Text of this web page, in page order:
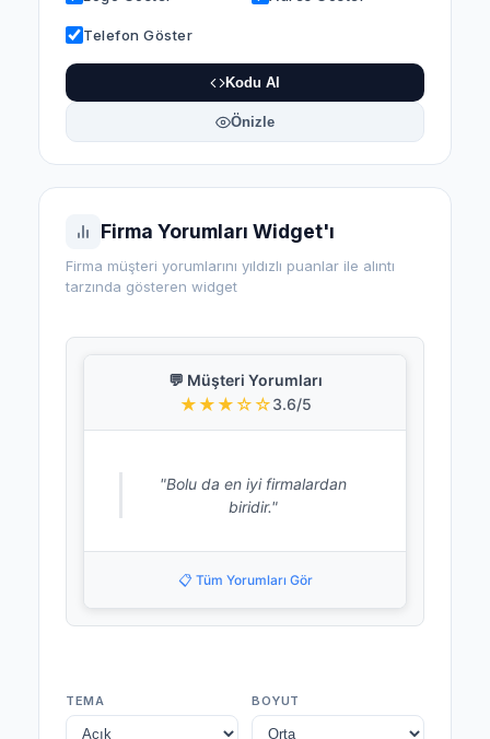
Telefon Göster
Kodu Al
Önizle
Firma Yorumları Widget'ı
Firma müşteri yorumlarını yıldızlı puanlar ile alıntı
tarzında gösteren widget
💬 Müşteri Yorumları
★★★☆☆3.6/5
"Bolu da en iyi firmalardan
biridir."
📋 Tüm Yorumları Gör
TEMA BOYUT